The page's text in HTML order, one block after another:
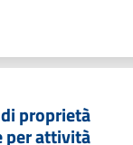
proprietà
per attività